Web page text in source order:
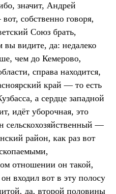
значит, Андрей
собственно говоря,
Союз брать,
вы видите, да: недалеко
чем до Кемерово,
справа находится,
край — то есть
а сердце западной
идёт уборочная, это
сельскохозяйственный —
район, как раз вот
отношении он такой,
входил вот в эту полосу
да, второй половины